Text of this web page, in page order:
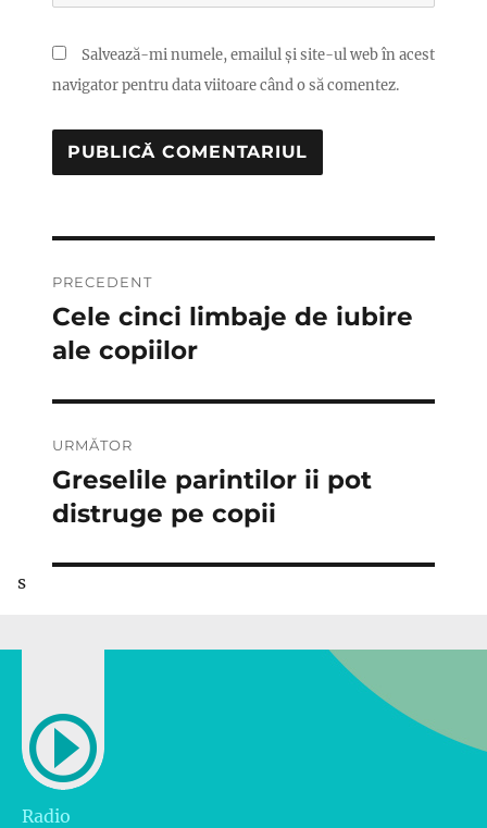
Salvează-mi numele, emailul și site-ul web în acest
navigator pentru data viitoare când o să comentez.
în
articole
PRECEDENT
Articolul
anterior:
Cele cinci limbaje de iubire
ale copiilor
URMĂTOR
Articolul
următor:
Greselile parintilor ii pot
distruge pe copii
s
Radio